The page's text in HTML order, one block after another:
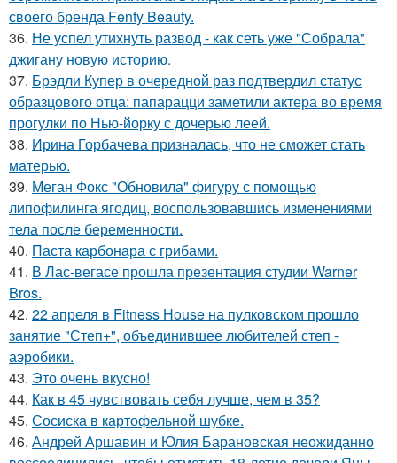
своего бренда Fenty Beauty.
36. Не успел утихнуть развод - как сеть уже "Собрала"
джигану новую историю.
37. Брэдли Купер в очередной раз подтвердил статус
образцового отца: папарацци заметили актера во время
прогулки по Нью-йорку с дочерью леей.
38. Ирина Горбачева призналась, что не сможет стать
матерью.
39. Меган Фокс "Обновила" фигуру с помощью
липофилинга ягодиц, воспользовавшись изменениями
тела после беременности.
40. Паста карбонара с грибами.
41. В Лас-вегасе прошла презентация студии Warner
Bros.
42. 22 апреля в Fitness House на пулковском прошло
занятие "Степ+", объединившее любителей степ -
аэробики.
43. Это очень вкусно!
44. Как в 45 чувствовать себя лучше, чем в 35?
45. Сосиска в картофельной шубке.
46. Андрей Аршавин и Юлия Барановская неожиданно